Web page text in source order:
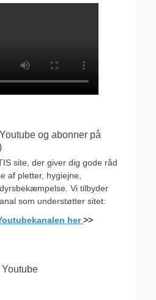
og abonner på
site, der giver dig gode råd
af pletter, hygiejne,
Vi tilbyder
som understøtter sitet:
her>>